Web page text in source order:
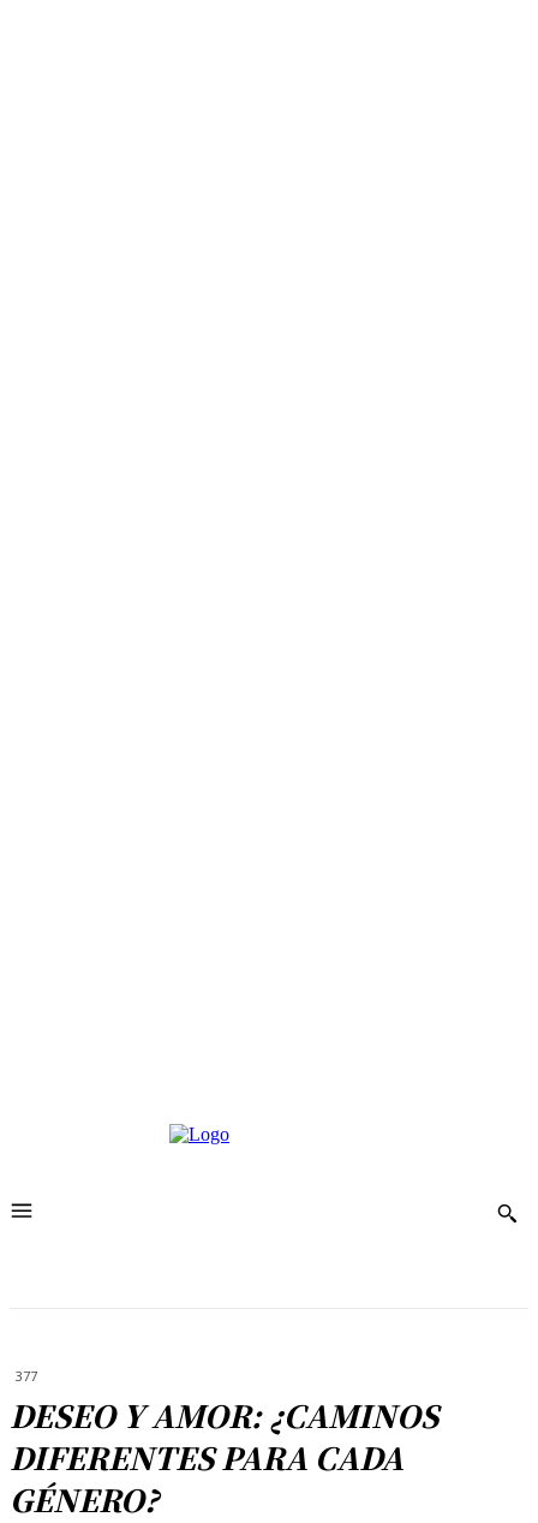
377
DESEO Y AMOR: ¿CAMINOS
DIFERENTES PARA CADA
GÉNERO?